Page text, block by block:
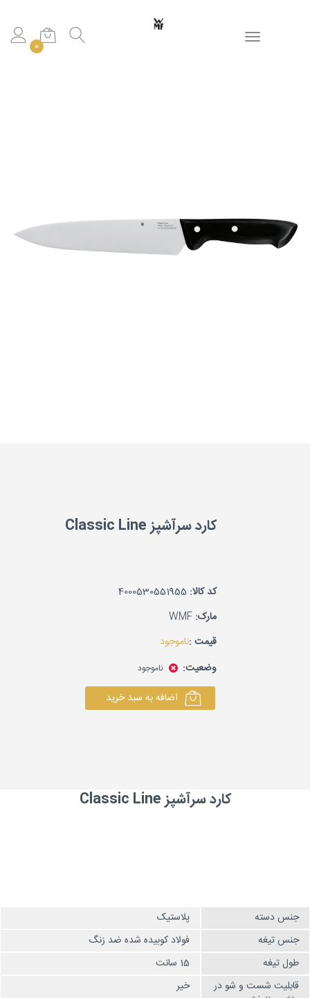
Toggle navigation
0
کارد سرآشپز Classic Line
کد کالا:4000530551955
مارک:WMF
قیمت :ناموجود
وضعیت:
ناموجود
اضافه به سبد خرید
کارد سرآشپز Classic Line
جنس دسته
پلاستیک
جنس تیغه
فولاد کوبیده شده ضد زنگ
طول تیغه
قابلیت شست و شو در
خیر